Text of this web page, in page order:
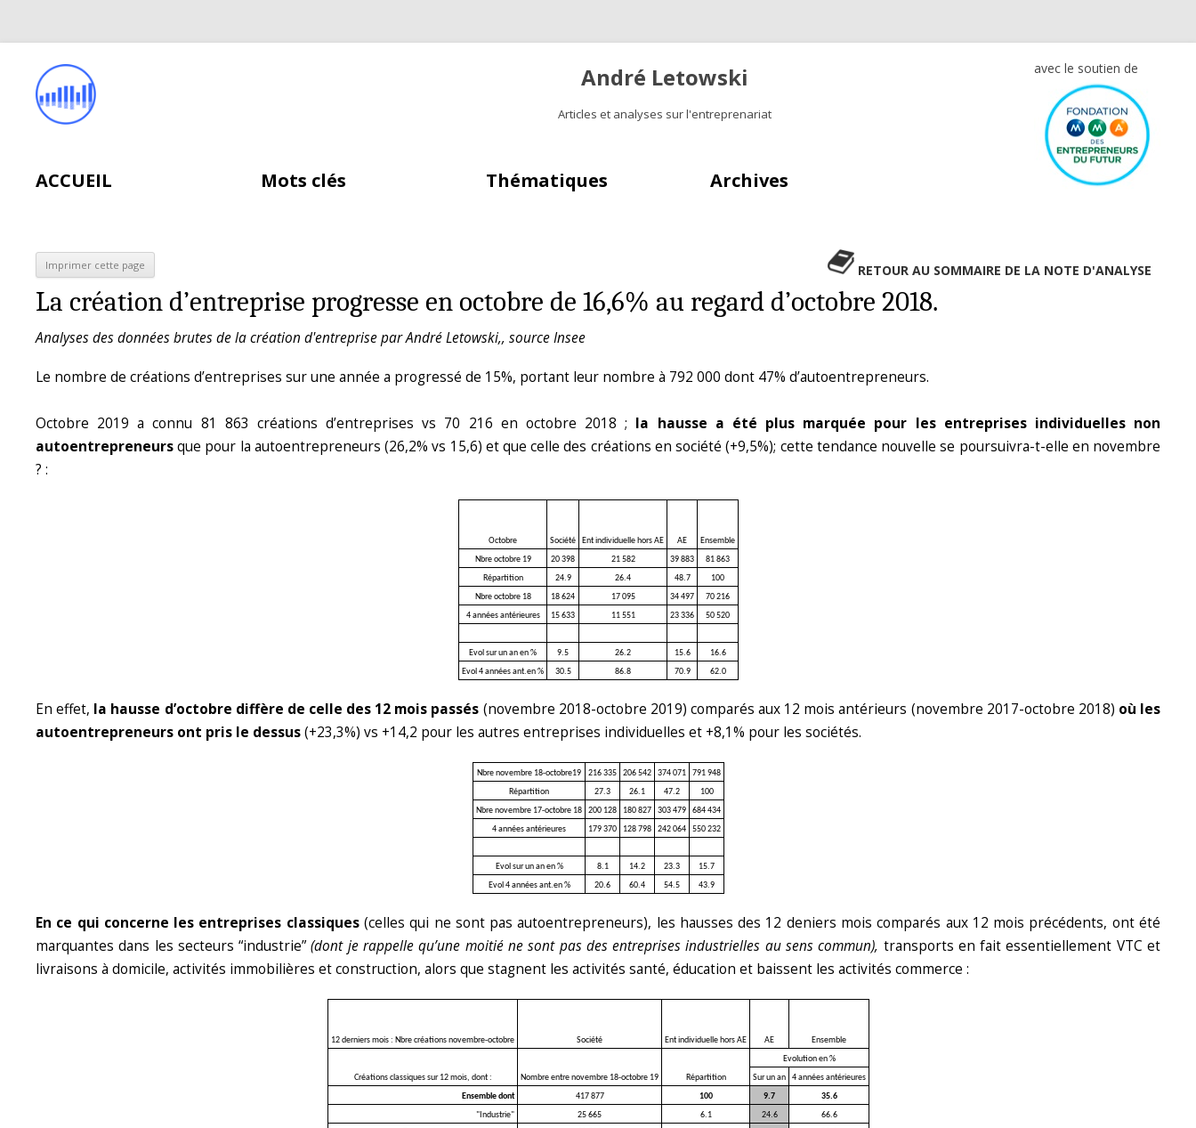
André Letowski
Articles et analyses sur l'entreprenariat
avec le soutien de
ACCUEIL Mots clés Thématiques Archives
RETOUR AU SOMMAIRE DE LA NOTE D'ANALYSE
La création d’entreprise progresse en octobre de 16,6% au regard d’octobre 2018.
Analyses des données brutes de la création d'entreprise par André Letowski,, source Insee
Le nombre de créations d’entreprises sur une année a progressé de 15%, portant leur nombre à 792 000 dont 47% d’autoentrepreneurs.
Octobre 2019 a connu 81 863 créations d’entreprises vs 70 216 en octobre 2018 ; la hausse a été plus marquée pour les entreprises individuelles non
autoentrepreneursque pour la autoentrepreneurs (26,2% vs 15,6) et que celle des créations en société (+9,5%); cette tendance nouvelle se poursuivra-t-elle en novembre
? :
Octobre Société Ent individuelle hors AE AE
Ensemble
Nbre octobre 19
20 398 21 582 39 883
81 863
Répartition
24.9 26.4 48.7
100
Nbre octobre 18
18 624 17 095 34 497
70 216
4 années antérieures
15 633 11 551 23 336 50 520
Evol sur un an en % 9.5 26.2 15.6
16.6
Evol 4 années ant.en %
30.5 86.8 70.9 62.0
En effet, la hausse d’octobre diffère de celle des 12 mois passés (novembre 2018-octobre 2019) comparés aux 12 mois antérieurs (novembre 2017-octobre 2018) où les
autoentrepreneurs ont pris le dessus(+23,3%) vs +14,2 pour les autres entreprises individuelles et +8,1% pour les sociétés.
Nbre novembre 18-octobre19 216 335 206 542 374 071
791 948
Répartition
27.3 26.1 47.2
100
Nbre novembre 17-octobre 18
200 128 180 827 303 479
684 434
4 années antérieures
179 370 128 798 242 064 550 232
Evol sur un an en % 8.1 14.2 23.3
15.7
Evol 4 années ant.en %
20.6 60.4 54.5 43.9
En ce qui concerne les entreprises classiques(celles qui ne sont pas autoentrepreneurs), les hausses des 12 deniers mois comparés aux 12 mois précédents, ont été
marquantes dans les secteurs “industrie” (dont je rappelle qu’une moitié ne sont pas des entreprises industrielles au sens commun), transports en fait essentiellement VTC et
livraisons à domicile, activités immobilières et construction, alors que stagnent les activités santé, éducation et baissent les activités commerce :
12 derniers mois : Nbre créations novembre-octobre Société Ent individuelle hors AE AE Ensemble
Créations classiques sur 12 mois, dont : Nombre entre novembre 18-octobre 19 Répartition
Evolution en %
Sur un an
4 années antérieures
Ensemble dont
417 877 100 9.7
35.6
"Industrie"
25 665 6.1 24.6
66.6